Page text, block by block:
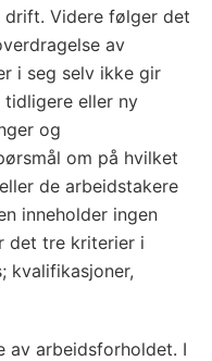
Videre følger det
av
i seg selv ikke gir
eller ny
og
om på hvilket
de arbeidstakere
inneholder ingen
det tre kriterier i
kvalifikasjoner,
av arbeidsforholdet. I